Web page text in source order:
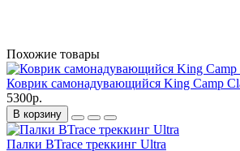
Похожие товары
Коврик самонадувающийся King Camp
5300р.
В корзину
Палки BTrace треккинг Ultra